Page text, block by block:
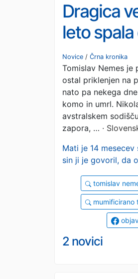
Dragica
leto
možu, sin
da je živ
Novice / Črna kronika
Tomislav Nemes je
ostal priklenjen na
nato pa nekega
komo in umrl.
avstralskem
zapora, … ·
Mati je 14
sin ji je govoril, da
tomislav
mumificirano
2 novici